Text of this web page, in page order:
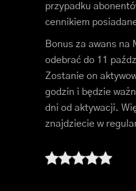
przypadku
cennikiem
Bonus za awans na
odebrać do 11
Zostanie on
godzin i będzie
dni od aktywacji.
znajdziecie w